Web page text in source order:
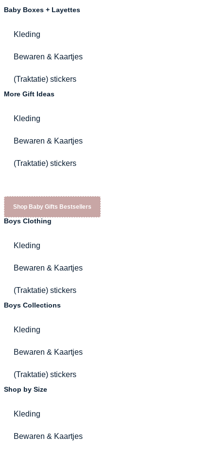
Baby Boxes + Layettes
Kleding
Bewaren & Kaartjes
(Traktatie) stickers
More Gift Ideas
Kleding
Bewaren & Kaartjes
(Traktatie) stickers
Shop Baby Gifts Bestsellers
Boys Clothing
Kleding
Bewaren & Kaartjes
(Traktatie) stickers
Boys Collections
Kleding
Bewaren & Kaartjes
(Traktatie) stickers
Shop by Size
Kleding
Bewaren & Kaartjes